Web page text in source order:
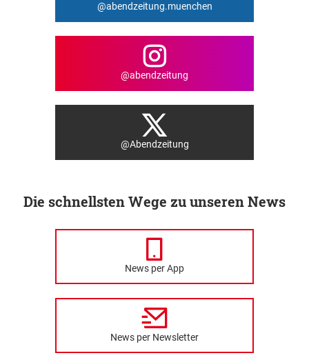
@abendzeitung.muenchen
@abendzeitung
@Abendzeitung
Die schnellsten Wege zu unseren News
News per App
News per Newsletter